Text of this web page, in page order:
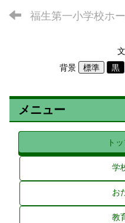
福生第一小学校ホ
背景
メニュー
ト
学
お
教